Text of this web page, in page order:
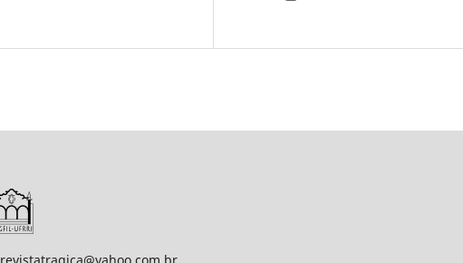
revistatragica@yahoo.com.br